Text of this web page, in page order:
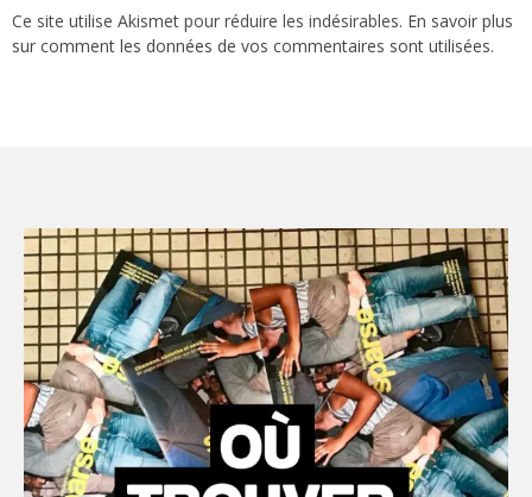
Ce site utilise Akismet pour réduire les indésirables. En savoir plus
sur comment les données de vos commentaires sont utilisées.